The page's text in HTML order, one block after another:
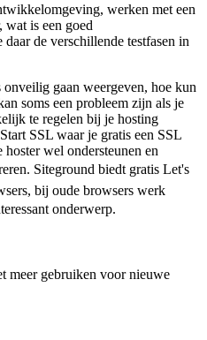
werken met een
wat is een goed
de verschillende testfasen in
gaan weergeven, hoe kun
soms een probleem zijn als je
te regelen bij je hosting
SSL waar je gratis een SSL
wel ondersteunen en
Siteground biedt gratis Let's
bij oude browsers werk
onderwerp.
meer gebruiken voor nieuwe